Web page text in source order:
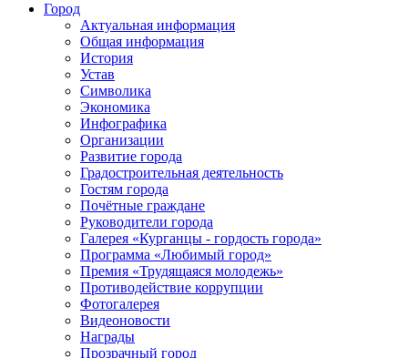
Город
Актуальная информация
Общая информация
История
Устав
Символика
Экономика
Инфографика
Организации
Развитие города
Градостроительная деятельность
Гостям города
Почётные граждане
Руководители города
Галерея «Курганцы - гордость города»
Программа «Любимый город»
Премия «Трудящаяся молодежь»
Противодействие коррупции
Фотогалерея
Видеоновости
Награды
Прозрачный город